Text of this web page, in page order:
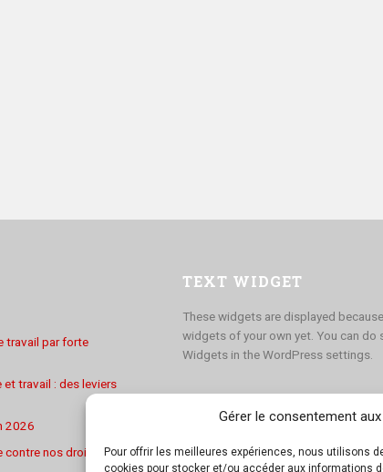
Gérer le consentement
Pour offrir les meilleures expériences, nous utilisons
cookies pour stocker et/ou accéder aux informations
travail par forte
et travail : des leviers
2026
contre nos droits : les
TEXT WIDGET
These widgets are displayed
widgets of your own yet. You can do
Widgets in the WordPress settings.